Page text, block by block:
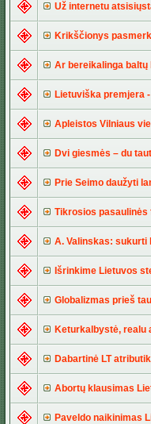
Už internetu
Krikščionys
Ar bereikalinga
Lietuviška premjera
Apleistos Vilniaus
Dvi giesmės – du
Prie Seimo daužyti
Tikrosios
A. Valinskas: sukurti
Išrinkime Lietuvos
Globalizmas prieš
Keturkalbystė, realu
Dabartinė LT
Abortų klausimas
Paveldo naikinimas